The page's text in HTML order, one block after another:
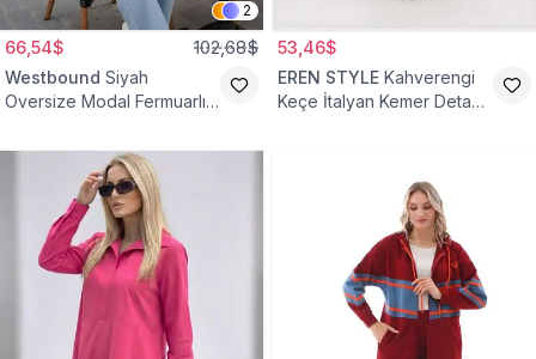
2
66,54$ 102,68$
Westbound Siyah
Oversize Modal Fermuarlı
53,46$
EREN STYLE Kahverengi
Keçe İtalyan Kemer Detaylı